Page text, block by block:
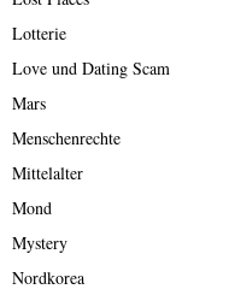
Lotterie
Love und Dating Scam
Mars
Menschenrechte
Mittelalter
Mond
Mystery
Nordkorea